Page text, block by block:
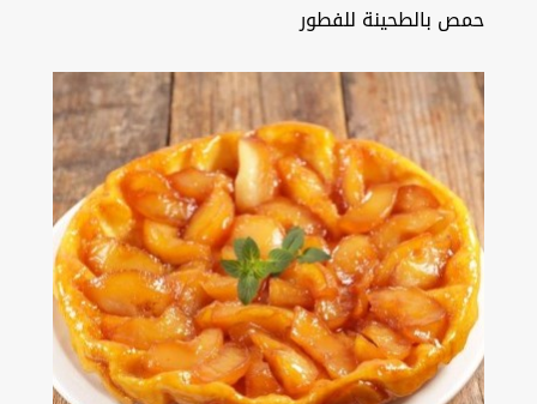
حمص بالطحينة للفطور